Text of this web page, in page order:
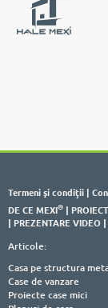
Termeni şi condiţii |
DE CE MEXI® |
| PREZENTARE VIDEO |
Articole:
Casa pe structura
Case de vanzare
Proiecte case mici